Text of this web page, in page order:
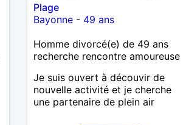
Plage
Bayonne - 49 ans
Homme divorcé(e) de 49 ans
recherche rencontre amoureuse
Je suis ouvert à découvir de
nouvelle activité et je cherche
une partenaire de plein air